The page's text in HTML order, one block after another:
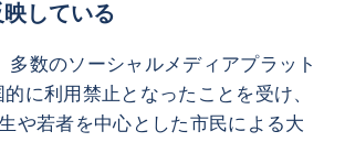
している
多数のソーシャルメディアプラット
に利用禁止となったことを受け、
や若者を中心とした市民による大